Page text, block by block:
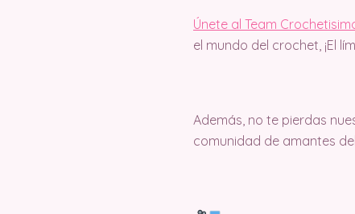
Únete al Team
el mundo del crochet, ¡El
Además, no te pierdas
comunidad de amantes